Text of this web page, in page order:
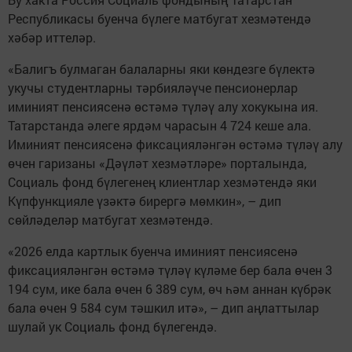
Республикасы буенча бүлеге матбугат хезмәтендә
хәбәр иттеләр.
«Балигъ булмаган балаларны яки көндезге бүлектә
укучы студентларны тәрбияләүче пенсионерлар
иминият пенсиясенә өстәмә түләү алу хокукына ия.
Татарстанда әлеге ярдәм чарасын 4 724 кеше ала.
Иминият пенсиясенә фиксацияләнгән өстәмә түләү алу
өчен гаризаны «Дәүләт хезмәтләре» порталында,
Социаль фонд бүлегенең клиентлар хезмәтендә яки
Күпфункцияле үзәктә бирергә мөмкин», – дип
сөйләделәр матбугат хезмәтендә.
«2026 елда картлык буенча иминият пенсиясенә
фиксацияләнгән өстәмә түләү күләме бер бала өчен 3
194 сум, ике бала өчен 6 389 сум, өч һәм аннан күбрәк
бала өчен 9 584 сум тәшкил итә», – дип аңлаттылар
шулай ук Социаль фонд бүлегендә.